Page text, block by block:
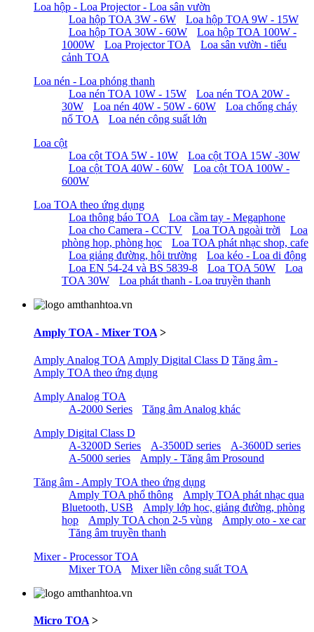
Loa hộp - Loa Projector - Loa sân vườn
Loa hộp TOA 3W - 6W
Loa hộp TOA 9W - 15W
Loa hộp TOA 30W - 60W
Loa hộp TOA 100W -
1000W
Loa Projector TOA
Loa sân vườn - tiểu
cảnh TOA
Loa nén - Loa phóng thanh
Loa nén TOA 10W - 15W
Loa nén TOA 20W -
30W
Loa nén 40W - 50W - 60W
Loa chống cháy
nổ TOA
Loa nén công suất lớn
Loa cột
Loa cột TOA 5W - 10W
Loa cột TOA 15W -30W
Loa cột TOA 40W - 60W
Loa cột TOA 100W -
600W
Loa TOA theo ứng dụng
Loa thông báo TOA
Loa cầm tay - Megaphone
Loa cho Camera - CCTV
Loa TOA ngoài trời
Loa
phòng họp, phòng học
Loa TOA phát nhạc shop, cafe
Loa giảng đường, hội trường
Loa kéo - Loa di động
Loa EN 54-24 và BS 5839-8
Loa TOA 50W
Loa
TOA 30W
Loa phát thanh - Loa truyền thanh
Amply TOA - Mixer TOA >
Amply Analog TOA Amply Digital Class D Tăng âm -
Amply TOA theo ứng dụng
Amply Analog TOA
A-2000 Series
Tăng âm Analog khác
Amply Digital Class D
A-3200D Series
A-3500D series
A-3600D series
A-5000 series
Amply - Tăng âm Prosound
Tăng âm - Amply TOA theo ứng dụng
Amply TOA phổ thông
Amply TOA phát nhạc qua
Bluetooth, USB
Amply lớp học, giảng đường, phòng
họp
Amply TOA chọn 2-5 vùng
Amply oto - xe car
Tăng âm truyền thanh
Mixer - Processor TOA
Mixer TOA
Mixer liền công suất TOA
Micro TOA >